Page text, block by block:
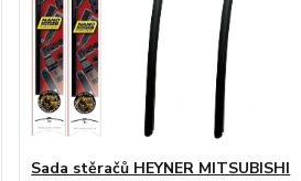
Sada stěračů HEYNER MITSUBISHI